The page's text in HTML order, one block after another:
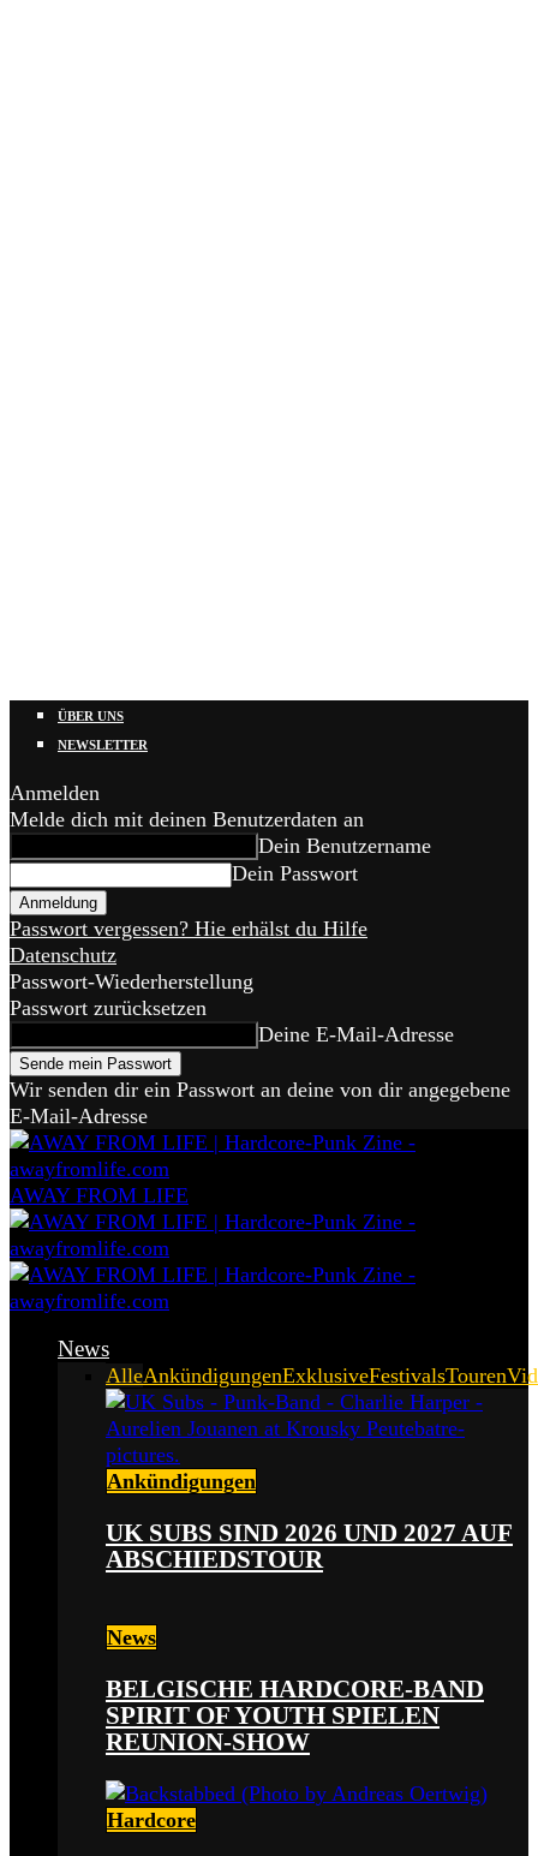
ÜBER UNS
NEWSLETTER
Anmelden
Melde dich mit deinen Benutzerdaten an
Dein Benutzername
Dein Passwort
Passwort vergessen? Hie erhälst du Hilfe
Datenschutz
Passwort-Wiederherstellung
Passwort zurücksetzen
Deine E-Mail-Adresse
Wir senden dir ein Passwort an deine von dir angegebene
E-Mail-Adresse
AWAY FROM LIFE
News
AlleAnkündigungenExklusiveFestivalsTouren
Ankündigungen
UK SUBS SIND 2026 UND 2027 AUF
ABSCHIEDSTOUR
News
BELGISCHE HARDCORE-BAND
SPIRIT OF YOUTH SPIELEN
REUNION-SHOW
Hardcore